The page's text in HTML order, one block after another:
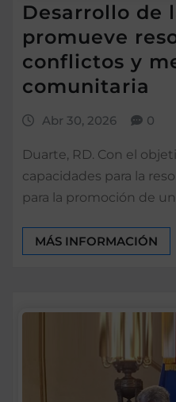
Desarrollo de
promueve
conflictos y
comunitaria
Abr 30, 2026 0
Duarte, RD. Con el
capacidades para la
para la promoción de
MÁS INFORMACIÓN